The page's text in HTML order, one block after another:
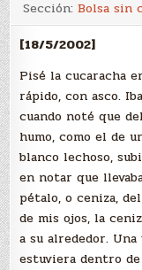
Sección: Bolsa sin
[18/5/2002]
Pisé la cucaracha
rápido, con asco.
cuando noté que
humo, como el de
blanco lechoso,
en notar que
pétalo, o ceniza,
de mis ojos, la
a su alrededor.
estuviera dentro